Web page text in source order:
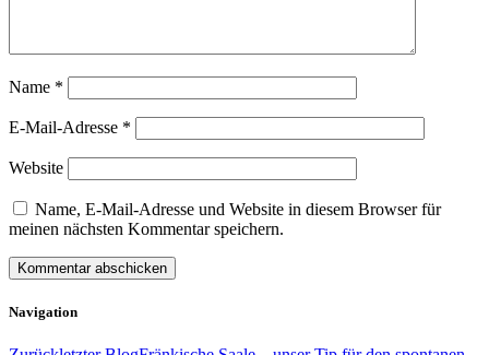
Name *
E-Mail-Adresse *
Website
Name, E-Mail-Adresse und Website in diesem Browser für
meinen nächsten Kommentar speichern.
Navigation